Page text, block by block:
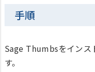
手順
Sage Thumbsをインス
す。